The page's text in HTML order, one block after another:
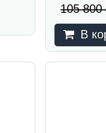
105 800
В